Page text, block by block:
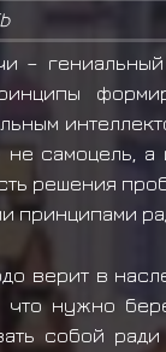
–
не самоцель,
решения
принципами
верит в
что нужно
собой